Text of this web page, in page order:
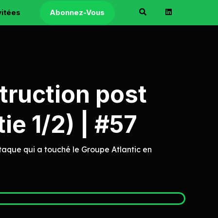
Abonnez-Vous
post
1/2) | #57
qui a touché le Groupe Atlantic en